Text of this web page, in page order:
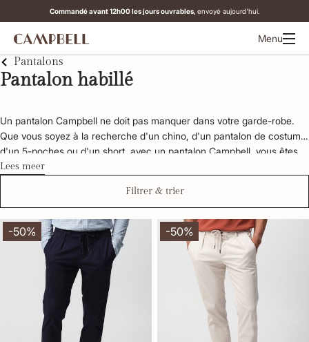
Commandé avant 12h00 les jours ouvrables, envoyé aujourd'hui.
Menu
Pantalons
Pantalon habillé
Un pantalon Campbell ne doit pas manquer dans votre garde-robe.
Que vous soyez à la recherche d'un chino, d'un pantalon de costume,
d'un 5-poches ou d'un short, avec un pantalon Campbell, vous êtes
toujours bien habillé. Les pantalons Campbell sont disponibles dans
pantalon qui correspond à votre style. Découvrez la gamme Campbell
ci-dessous.
Lees meer
Filtrer & trier
-50% -50%